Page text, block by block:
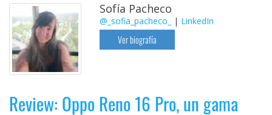
Sofía Pacheco
@_sofia_pacheco_ | LinkedIn
Ver biografía
Review: Oppo Reno 16 Pro, un gama